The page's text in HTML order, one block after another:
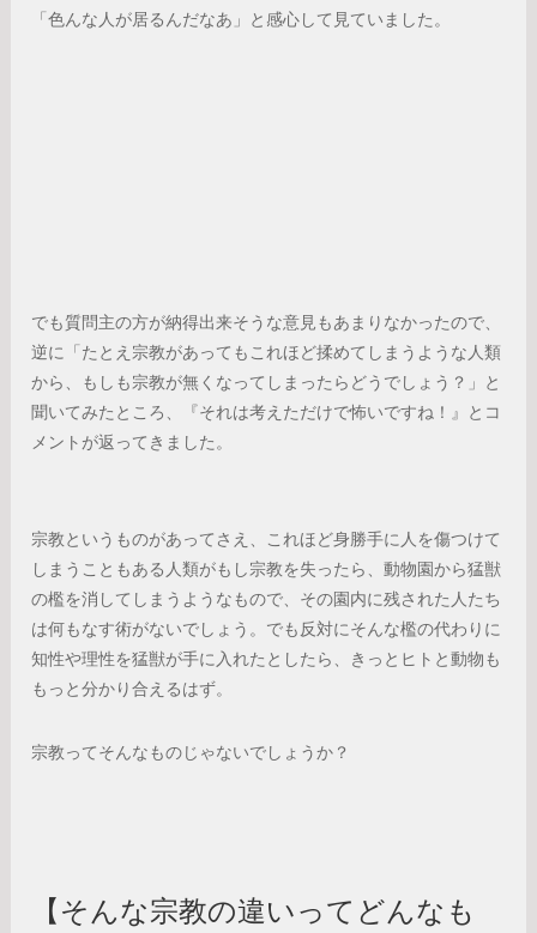
「色んな人が居るんだなあ」と感心して見ていました。
でも質問主の方が納得出来そうな意見もあまりなかったので、
逆に「たとえ宗教があってもこれほど揉めてしまうような人類
から、もしも宗教が無くなってしまったらどうでしょう？」と
聞いてみたところ、『それは考えただけで怖いですね！』とコ
メントが返ってきました。
宗教というものがあってさえ、これほど身勝手に人を傷つけて
しまうこともある人類がもし宗教を失ったら、動物園から猛獣
の檻を消してしまうようなもので、その園内に残された人たち
は何もなす術がないでしょう。でも反対にそんな檻の代わりに
知性や理性を猛獣が手に入れたとしたら、きっとヒトと動物も
もっと分かり合えるはず。
宗教ってそんなものじゃないでしょうか？
【そんな宗教の違いってどんなも